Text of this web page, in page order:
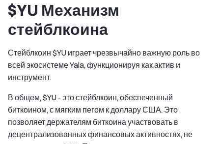
$YU Механизм
стейблкоина
Стейблкоин $YU играет чрезвычайно важную роль во
всей экосистеме Yala, функционируя как актив и
инструмент.
В общем, $YU - это стейблкоин, обеспеченный
биткоином, с мягким пегом к доллару США. Это
позволяет держателям биткоина участвовать в
децентрализованных финансовых активностях, не